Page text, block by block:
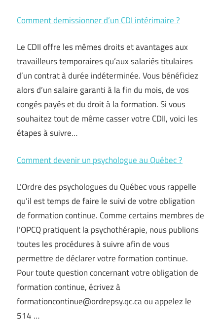
Comment demissionner d’un CDI intérimaire ?
Le CDII offre les mêmes droits et avantages aux
travailleurs temporaires qu’aux salariés titulaires
d’un contrat à durée indéterminée. Vous bénéficiez
alors d’un salaire garanti à la fin du mois, de vos
congés payés et du droit à la formation. Si vous
souhaitez tout de même casser votre CDII, voici les
étapes à suivre…
Comment devenir un psychologue au Québec ?
L’Ordre des psychologues du Québec vous rappelle
qu’il est temps de faire le suivi de votre obligation
de formation continue. Comme certains membres de
l’OPCQ pratiquent la psychothérapie, nous publions
toutes les procédures à suivre afin de vous
permettre de déclarer votre formation continue.
Pour toute question concernant votre obligation de
formation continue, écrivez à
formationcontinue@ordrepsy.qc.caou appelez le
514 …